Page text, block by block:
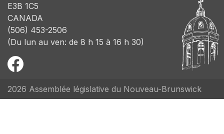
E3B 1C5
CANADA
(506) 453-2506
(Du lun au ven: de 8 h 15 à 16 h 30)
2026 Assemblée législative du Nouveau-Brunswick